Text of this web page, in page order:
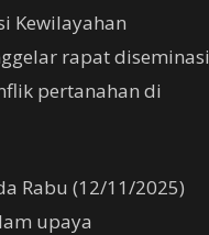
Kewilayahan
rapat diseminasi
pertanahan di
Rabu (12/11/2025)
upaya